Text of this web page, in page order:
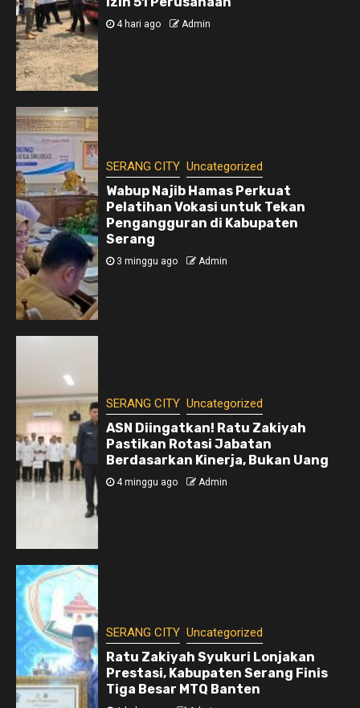
4 hari ago Admin
SERANG CITY Uncategorized
Wabup Najib Hamas Perkuat
Pelatihan Vokasi untuk Tekan
Pengangguran di Kabupaten
Serang
3 minggu ago Admin
SERANG CITY Uncategorized
ASN Diingatkan! Ratu Zakiyah
Pastikan Rotasi Jabatan
Berdasarkan Kinerja, Bukan Uang
4 minggu ago Admin
SERANG CITY Uncategorized
Ratu Zakiyah Syukuri Lonjakan
Prestasi, Kabupaten Serang Finis
Tiga Besar MTQ Banten